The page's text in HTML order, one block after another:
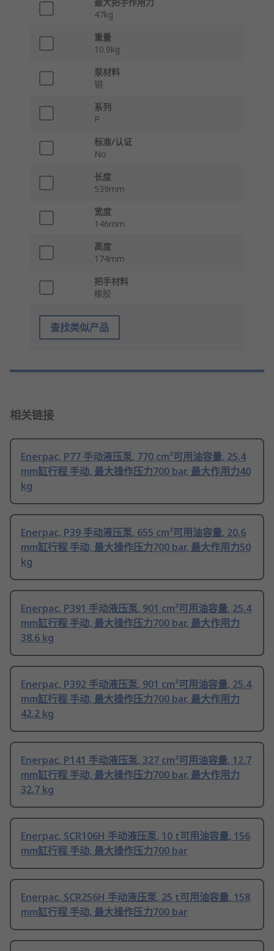
最大把手作用力
47kg
重量
10.9kg
泵材料
钢
系列
P
标准/认证
No
长度
539mm
宽度
146mm
高度
174mm
把手材料
橡胶
查找类似产品
相关链接
Enerpac, P77 手动液压泵, 770 cm³可用油容量, 25.4
mm缸行程 手动, 最大操作压力700 bar, 最大作用力40
kg
Enerpac, P39 手动液压泵, 655 cm³可用油容量, 20.6
mm缸行程 手动, 最大操作压力700 bar, 最大作用力50
kg
Enerpac, P391 手动液压泵, 901 cm³可用油容量, 25.4
mm缸行程 手动, 最大操作压力700 bar, 最大作用力
38.6 kg
Enerpac, P392 手动液压泵, 901 cm³可用油容量, 25.4
mm缸行程 手动, 最大操作压力700 bar, 最大作用力
42.2 kg
Enerpac, P141 手动液压泵, 327 cm³可用油容量, 12.7
mm缸行程 手动, 最大操作压力700 bar, 最大作用力
32.7 kg
Enerpac, SCR106H 手动液压泵, 10 t可用油容量, 156
mm缸行程 手动, 最大操作压力700 bar
Enerpac, SCR256H 手动液压泵, 25 t可用油容量, 158
mm缸行程 手动, 最大操作压力700 bar